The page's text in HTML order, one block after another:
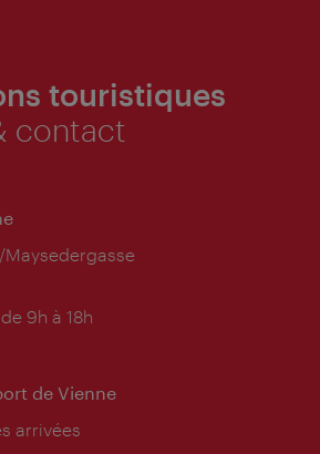
touristiques
contact
9h à 18h
de Vienne
arrivées